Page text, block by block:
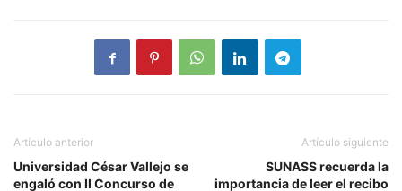
Artículo anterior
Universidad César Vallejo se
engaló con II Concurso de
Artículo siguiente
SUNASS recuerda la
importancia de leer el recibo